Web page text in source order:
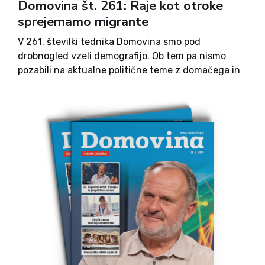
Domovina št. 261: Raje kot otroke
sprejemamo migrante
V 261. številki tednika Domovina smo pod
drobnogled vzeli demografijo. Ob tem pa nismo
pozabili na aktualne politične teme z domačega in